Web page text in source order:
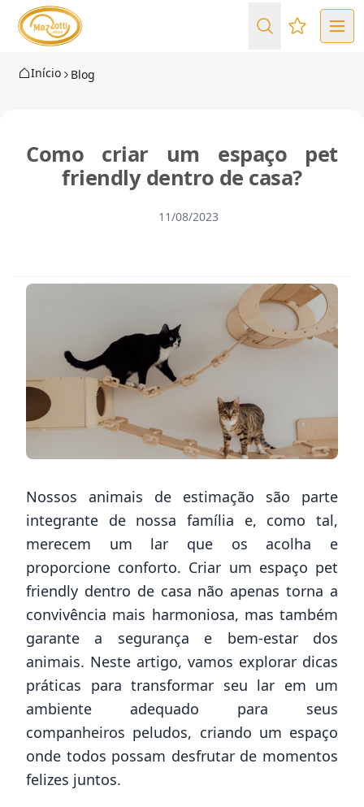
Favoritos
Início Blog
Como criar um espaço pet
friendly dentro de casa?
11/08/2023
Nossos animais de estimação são parte
integrante de nossa família e, como tal,
merecem um lar que os acolha e
proporcione conforto. Criar um espaço pet
friendly dentro de casa não apenas torna a
convivência mais harmoniosa, mas também
garante a segurança e bem-estar dos
animais. Neste artigo, vamos explorar dicas
práticas para transformar seu lar em um
ambiente adequado para seus
companheiros peludos, criando um espaço
onde todos possam desfrutar de momentos
felizes juntos.